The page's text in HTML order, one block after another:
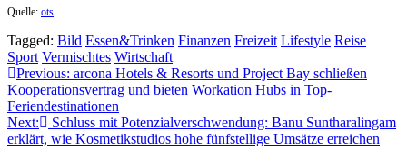
Quelle: ots
Tagged: Bild Essen&Trinken Finanzen Freizeit Lifestyle Reise
Sport Vermischtes Wirtschaft
Beitragsnavigation
Previous: arcona Hotels & Resorts und Project Bay schließen
Kooperationsvertrag und bieten Workation Hubs in Top-
Feriendestinationen
Next:
Schluss mit Potenzialverschwendung: Banu Suntharalingam
erklärt, wie Kosmetikstudios hohe fünfstellige Umsätze erreichen